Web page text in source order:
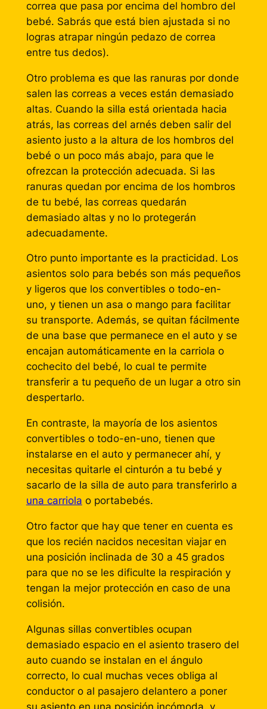
correa que pasa por encima del hombro del
bebé. Sabrás que está bien ajustada si no
logras atrapar ningún pedazo de correa
entre tus dedos).
Otro problema es que las ranuras por donde
salen las correas a veces están demasiado
altas. Cuando la silla está orientada hacia
atrás, las correas del arnés deben salir del
asiento justo a la altura de los hombros del
bebé o un poco más abajo, para que le
ofrezcan la protección adecuada. Si las
ranuras quedan por encima de los hombros
de tu bebé, las correas quedarán
demasiado altas y no lo protegerán
adecuadamente.
Otro punto importante es la practicidad. Los
asientos solo para bebés son más pequeños
y ligeros que los convertibles o todo-en-
uno, y tienen un asa o mango para facilitar
su transporte. Además, se quitan fácilmente
de una base que permanece en el auto y se
encajan automáticamente en la carriola o
cochecito del bebé, lo cual te permite
transferir a tu pequeño de un lugar a otro sin
despertarlo.
En contraste, la mayoría de los asientos
convertibles o todo-en-uno, tienen que
instalarse en el auto y permanecer ahí, y
necesitas quitarle el cinturón a tu bebé y
sacarlo de la silla de auto para transferirlo a
una carriola o portabebés.
Otro factor que hay que tener en cuenta es
que los recién nacidos necesitan viajar en
una posición inclinada de 30 a 45 grados
para que no se les dificulte la respiración y
tengan la mejor protección en caso de una
colisión.
Algunas sillas convertibles ocupan
demasiado espacio en el asiento trasero del
auto cuando se instalan en el ángulo
correcto, lo cual muchas veces obliga al
conductor o al pasajero delantero a poner
su asiento en una posición incómoda, y